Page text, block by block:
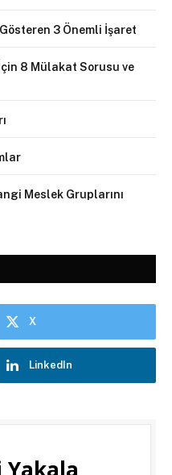
3 Önemli İşaret
8 Mülakat Sorusu ve
Meslek Gruplarını
X
LinkedIn